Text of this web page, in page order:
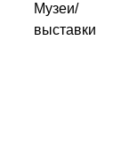
Музеи/
выставки